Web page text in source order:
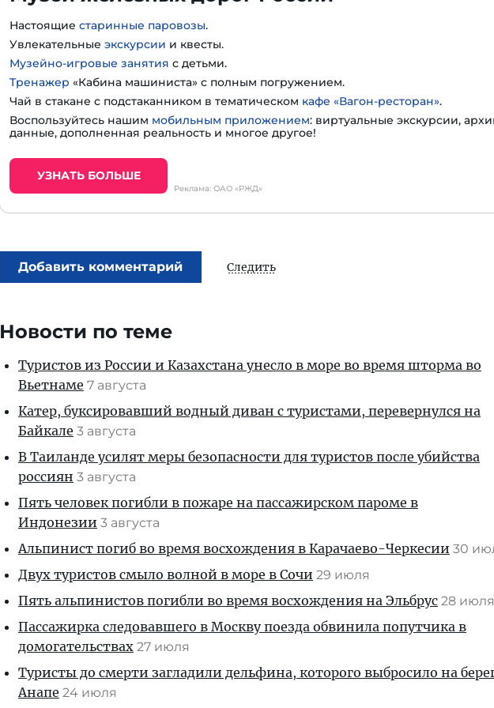
Настоящие старинные паровозы.
Увлекательные экскурсии и квесты.
Музейно-игровые занятия с детьми.
Тренажер «Кабина машиниста» с полным погружением.
Чай в стакане с подстаканником в тематическом кафе «Вагон-ресторан».
Воспользуйтесь нашим мобильным приложением: виртуальные экскурсии,
данные, дополненная реальность и многое другое!
УЗНАТЬ БОЛЬШЕ
Реклама: ОАО «РЖД»
Добавить комментарий Следить
Новости по теме
Туристов из России и Казахстана унесло в море во время шторма во
Вьетнаме 7 августа
Катер, буксировавший водный диван с туристами, перевернулся на
Байкале 3 августа
В Таиланде усилят меры безопасности для туристов после убийства
россиян 3 августа
Пять человек погибли в пожаре на пассажирском пароме в
Индонезии 3 августа
Альпинист погиб во время восхождения в Карачаево-Черкесии 30
Двух туристов смыло волной в море в Сочи 29 июля
Пять альпинистов погибли во время восхождения на Эльбрус 28 июля
Пассажирка следовавшего в Москву поезда обвинила попутчика в
домогательствах 27 июля
Туристы до смерти загладили дельфина, которого выбросило на
Анапе 24 июля